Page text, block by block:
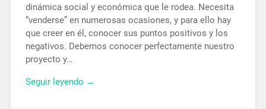
dinámica social y económica que le rodea. Necesita
“venderse” en numerosas ocasiones, y para ello hay
que creer en él, conocer sus puntos positivos y los
negativos. Debemos conocer perfectamente nuestro
proyecto y…
Seguir leyendo →